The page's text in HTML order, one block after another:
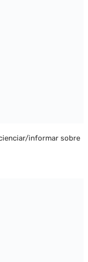
informar sobre